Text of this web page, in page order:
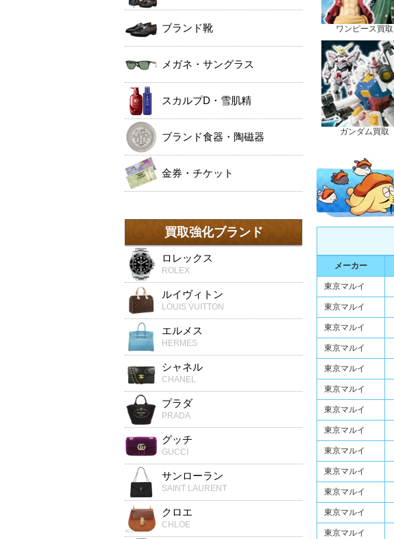
ワンピース買取
ガンダム買取
メーカー
東京マルイ
東京マルイ
東京マルイ
東京マルイ
東京マルイ
東京マルイ
東京マルイ
東京マルイ
東京マルイ
東京マルイ
東京マルイ
東京マルイ
東京マルイ
ブランド靴
メガネ・サングラス
スカルプD・雪肌精
ブランド食器・陶磁器
金券・チケット
買取強化ブランド
ロレックス
ROLEX
ルイヴィトン
LOUIS VUITTON
エルメス
HERMES
シャネル
CHANEL
プラダ
PRADA
グッチ
GUCCI
サンローラン
SAINT LAURENT
クロエ
CHLOE